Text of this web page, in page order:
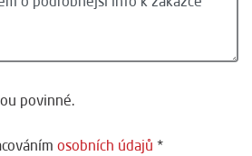
povinné.
osobních údajů *